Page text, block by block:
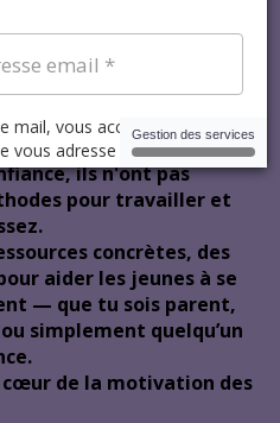
sur mon
simple : beaucoup de
ils n'ont pas
pour travailler et
concrètes, des
aider les jeunes à se
— que tu sois parent,
simplement quelqu’un
cœur de la motivation des